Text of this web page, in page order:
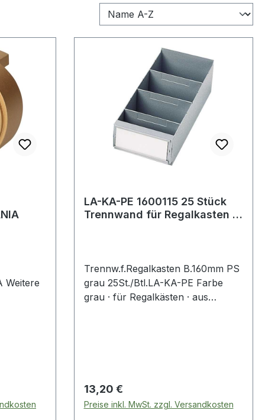
LA-KA-PE 1600115 25 Stück
Trennwand für Regalkasten B.
Trennw.f.Regalkasten B.160mm PS
grau 25St./Btl.LA-KA-PE Farbe
grau · für Regalkästen · aus
Aussparungen einrasten · VE = 25
Stück Weitere technische
Eigenschaften: · Farbe: grau ·
Regulärer Preis:
13,20 €
Preise inkl. MwSt. zzgl. Versandkosten